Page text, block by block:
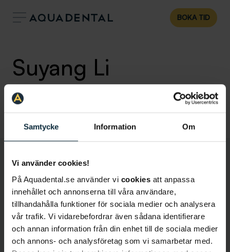
Samtycke Information Om
Vi använder cookies!
På Aquadental.se använder vi cookies att anpassa
innehållet och annonserna till våra användare,
tillhandahålla funktioner för sociala medier och analysera
vår trafik. Vi vidarebefordrar även sådana identifierare
och annan information från din enhet till de sociala medier
och annons- och analysföretag som vi samarbetar med.
BOKA TID
Suyang Li
Allmäntandläkare
Klinik: